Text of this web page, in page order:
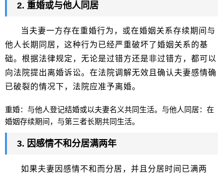
2. 重婚或与他人同居
当夫妻一方存在重婚行为，或在婚姻关系存续期间与
他人长期同居，这种行为已经严重破坏了婚姻关系的基
础。根据法律规定，无论是过错方还是非过错方，都可以
向法院提出离婚诉讼。在法院调解无效且确认夫妻感情确
已破裂的情况下，法院应准予离婚。
重婚：与他人登记结婚或以夫妻名义共同生活。与他人同居：在
婚姻存续期间，与第三者长期共同生活。
3. 因感情不和分居满两年
如果夫妻因感情不和而分居，并且分居时间已满两